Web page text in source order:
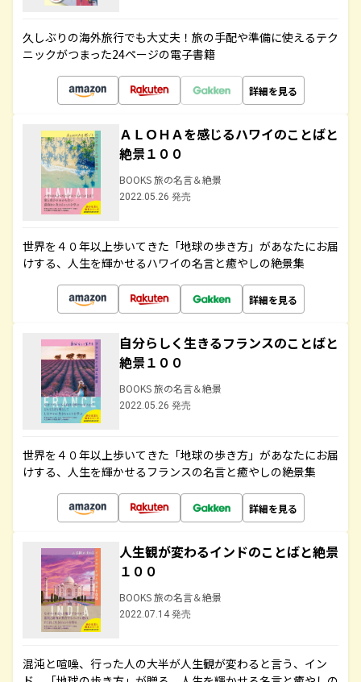
久しぶりの海外旅行でも大丈夫！旅の手配や準備に使えるテク
ニックがつまった24ページの電子書籍
詳細を見る
ＡＬＯＨＡを感じるハワイのことばと
絶景１００
BOOKS 旅の名言＆絶景
2022.05.26 発売
世界を４０年以上歩いてきた「地球の歩き方」があなたにお届
けする、人生を輝かせるハワイの名言と癒やしの絶景集
詳細を見る
自分らしく生きるフランスのことばと
絶景１００
BOOKS 旅の名言＆絶景
2022.05.26 発売
世界を４０年以上歩いてきた「地球の歩き方」があなたにお届
けする、人生を輝かせるフランスの名言と癒やしの絶景集
詳細を見る
人生観が変わるインドのことばと絶景
１００
BOOKS 旅の名言＆絶景
2022.07.14 発売
混沌と喧噪、行った人の大半が人生観が変わると言う、イン